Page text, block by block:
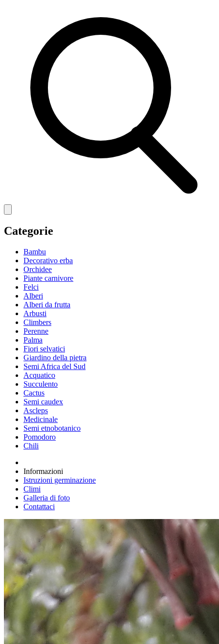
Categorie
Bambu
Decorativo erba
Orchidee
Piante carnivore
Felci
Alberi
Alberi da frutta
Arbusti
Climbers
Perenne
Palma
Fiori selvatici
Giardino della pietra
Semi Africa del Sud
Acquatico
Succulento
Cactus
Semi caudex
Ascleps
Medicinale
Semi etnobotanico
Pomodoro
Chili
Informazioni
Istruzioni germinazione
Climi
Galleria di foto
Contattaci